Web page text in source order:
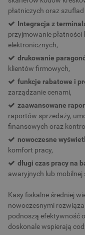
płatniczych oraz
Integracja z
przyjmowanie płatności
elektronicznych,
drukowanie
klientów firmowych,
funkcje rabatowe i
zarządzanie cenami,
zaawansowane
raportów sprzedaży,
finansowych oraz
nowoczesne
komfort pracy,
długi czas pracy na
awaryjnych lub mobilnej
Kasy fiskalne średniej
nowoczesnymi
podnoszą efektywność
doskonale wspierają